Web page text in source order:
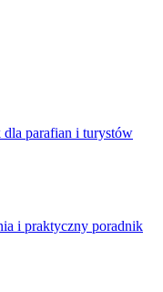
parafian i turystów
i praktyczny poradnik